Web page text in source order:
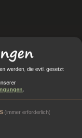
werden, die evtl. gesetzt
.
(immer erforderlich)